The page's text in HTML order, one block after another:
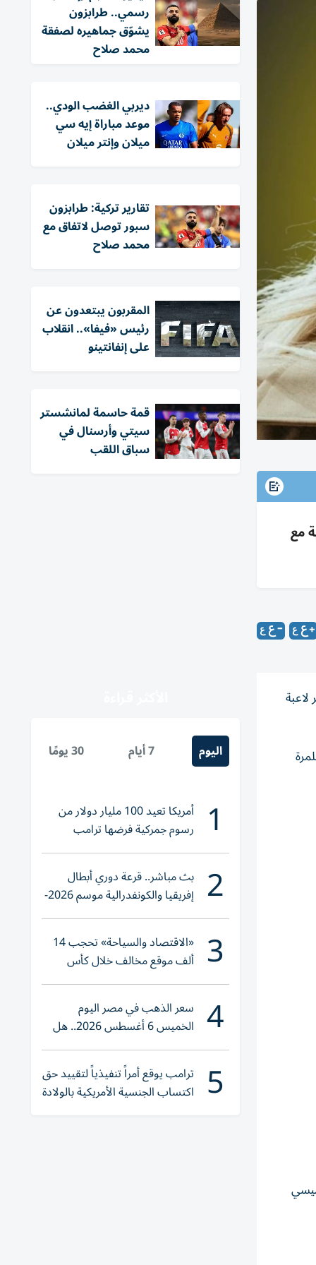
مع
ميسي
رسمي.. طرابزون
يشوّق جماهيره لصفقة
محمد صلاح
ديربي الغضب الودي..
موعد مباراة إيه سي
ميلان وإنتر ميلان
تقارير تركية: طرابزون
سبور توصل لاتفاق مع
محمد صلاح
المقربون يبتعدون عن
رئيس «فيفا».. انقلاب
على إنفانتينو
قمة حاسمة لمانشستر
سيتي وأرسنال في
سباق اللقب
اليوم 7 أيام 30 يومًا
1 أمريكا تعيد 100 مليار دولار من
رسوم جمركية فرضها ترامب
2 بث مباشر.. قرعة دوري أبطال
إفريقيا والكونفدرالية موسم 2026-
2027
3 «الاقتصاد والسياحة» تحجب 14
ألف موقع مخالف خلال كأس
العالم 2026
4 سعر الذهب في مصر اليوم
الخميس 6 أغسطس 2026.. هل
تنوي الشراء؟
5 ترامب يوقع أمراً تنفيذياً لتقييد حق
اكتساب الجنسية الأمريكية بالولادة